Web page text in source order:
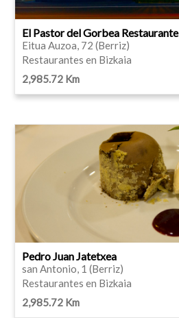
El Pastor del Gorbea Restaurante
Eitua Auzoa, 72 (Berriz)
Restaurantes en Bizkaia
2,985.72 Km
Pedro Juan Jatetxea
san Antonio, 1 (Berriz)
Restaurantes en Bizkaia
2,985.72 Km